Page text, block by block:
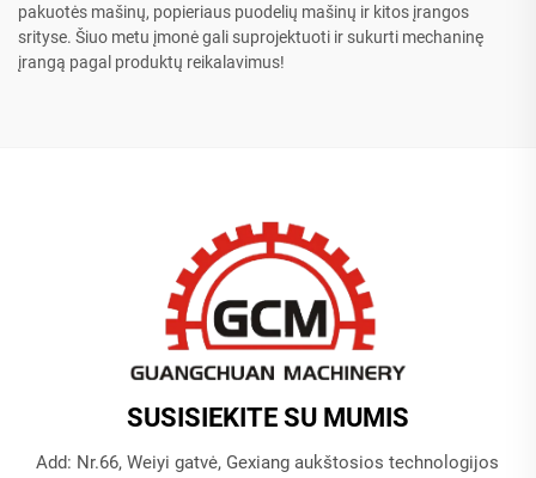
pakuotės mašinų, popieriaus puodelių mašinų ir kitos įrangos
srityse. Šiuo metu įmonė gali suprojektuoti ir sukurti mechaninę
įrangą pagal produktų reikalavimus!
SUSISIEKITE SU MUMIS
Add: Nr.66, Weiyi gatvė, Gexiang aukštosios technologijos